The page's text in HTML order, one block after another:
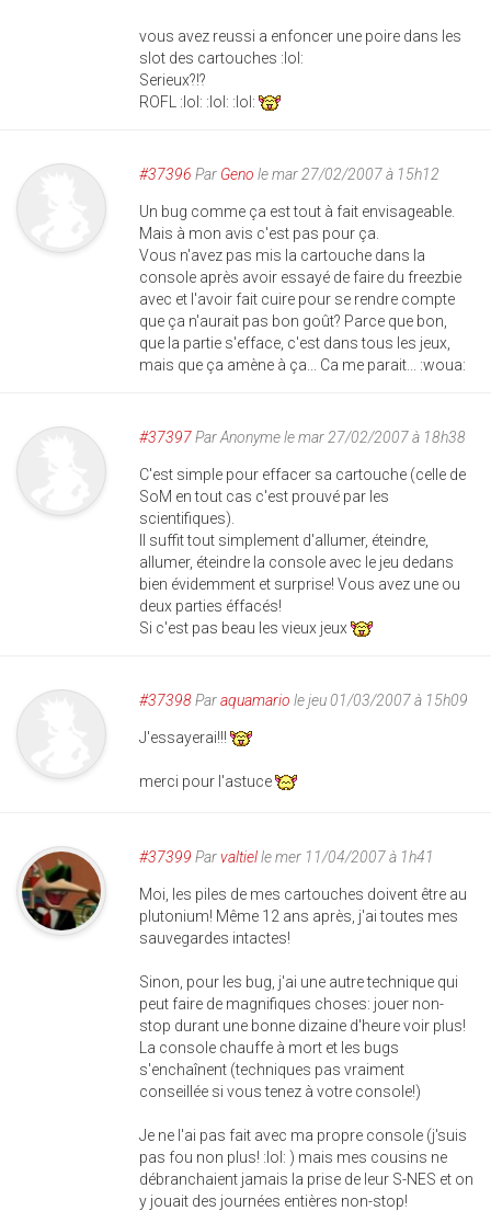
vous avez reussi a enfoncer une poire dans les
slot des cartouches :lol:
Serieux?!?
ROFL :lol: :lol: :lol:
#37396 Par Geno le mar 27/02/2007 à 15h12
Un bug comme ça est tout à fait envisageable.
Mais à mon avis c'est pas pour ça.
Vous n'avez pas mis la cartouche dans la
console après avoir essayé de faire du freezbie
avec et l'avoir fait cuire pour se rendre compte
que ça n'aurait pas bon goût? Parce que bon,
que la partie s'efface, c'est dans tous les jeux,
mais que ça amène à ça... Ca me parait... :woua:
#37397ParAnonymele mar 27/02/2007 à 18h38
C'est simple pour effacer sa cartouche (celle de
SoM en tout cas c'est prouvé par les
scientifiques).
Il suffit tout simplement d'allumer, éteindre,
allumer, éteindre la console avec le jeu dedans
bien évidemment et surprise! Vous avez une ou
deux parties éffacés!
Si c'est pas beau les vieux jeux
#37398Paraquamario le jeu 01/03/2007 à 15h09
J'essayerai!!!
merci pour l'astuce
#37399 Parvaltielle mer 11/04/2007 à 1h41
Moi, les piles de mes cartouches doivent être au
plutonium! Même 12 ans après, j'ai toutes mes
sauvegardes intactes!
Sinon, pour les bug, j'ai une autre technique qui
peut faire de magnifiques choses: jouer non-
stop durant une bonne dizaine d'heure voir plus!
La console chauffe à mort et les bugs
s'enchaînent (techniques pas vraiment
conseillée si vous tenez à votre console!)
Je ne l'ai pas fait avec ma propre console (j'suis
pas fou non plus! :lol: ) mais mes cousins ne
débranchaient jamais la prise de leur S-NES et on
y jouait des journées entières non-stop!